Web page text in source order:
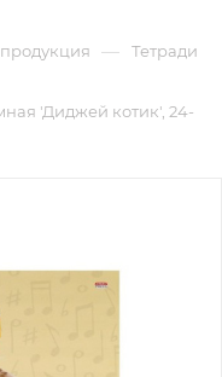
— Тетради
'Диджей котик', 24-